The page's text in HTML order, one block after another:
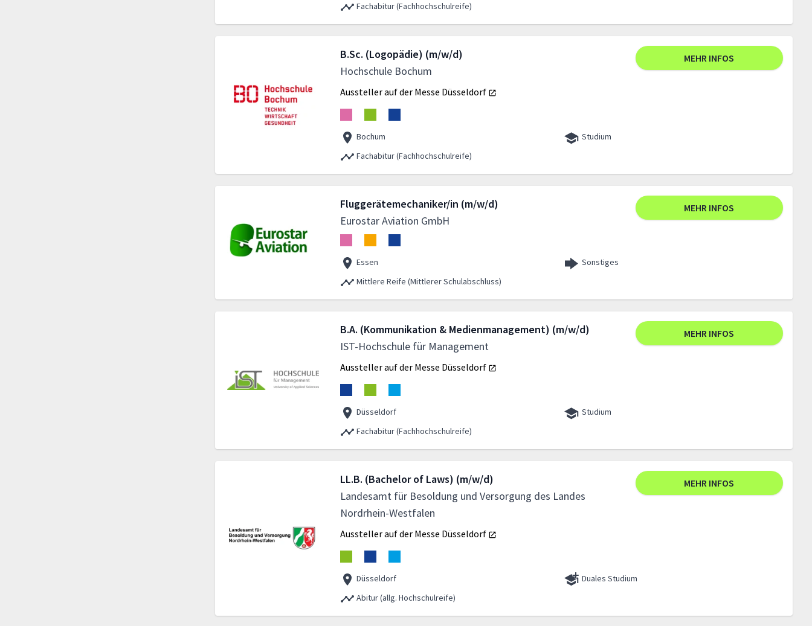
Fachabitur (Fachhochschulreife)
B.Sc. (Logopädie) (m/w/d)
Hochschule Bochum
MEHR INFOS
Aussteller auf der Messe Düsseldorf
Bochum
Studium
Fachabitur (Fachhochschulreife)
Fluggerätemechaniker/in (m/w/d)
Eurostar Aviation GmbH
MEHR INFOS
Essen
Sonstiges
Mittlere Reife (Mittlerer Schulabschluss)
B.A. (Kommunikation & Medienmanagement) (m/w/d)
IST-Hochschule für Management
MEHR INFOS
Aussteller auf der Messe Düsseldorf
Düsseldorf
Studium
Fachabitur (Fachhochschulreife)
LL.B. (Bachelor of Laws) (m/w/d)
Landesamt für Besoldung und Versorgung des Landes
Nordrhein-Westfalen
MEHR INFOS
Aussteller auf der Messe Düsseldorf
Düsseldorf
Duales Studium
Abitur (allg. Hochschulreife)